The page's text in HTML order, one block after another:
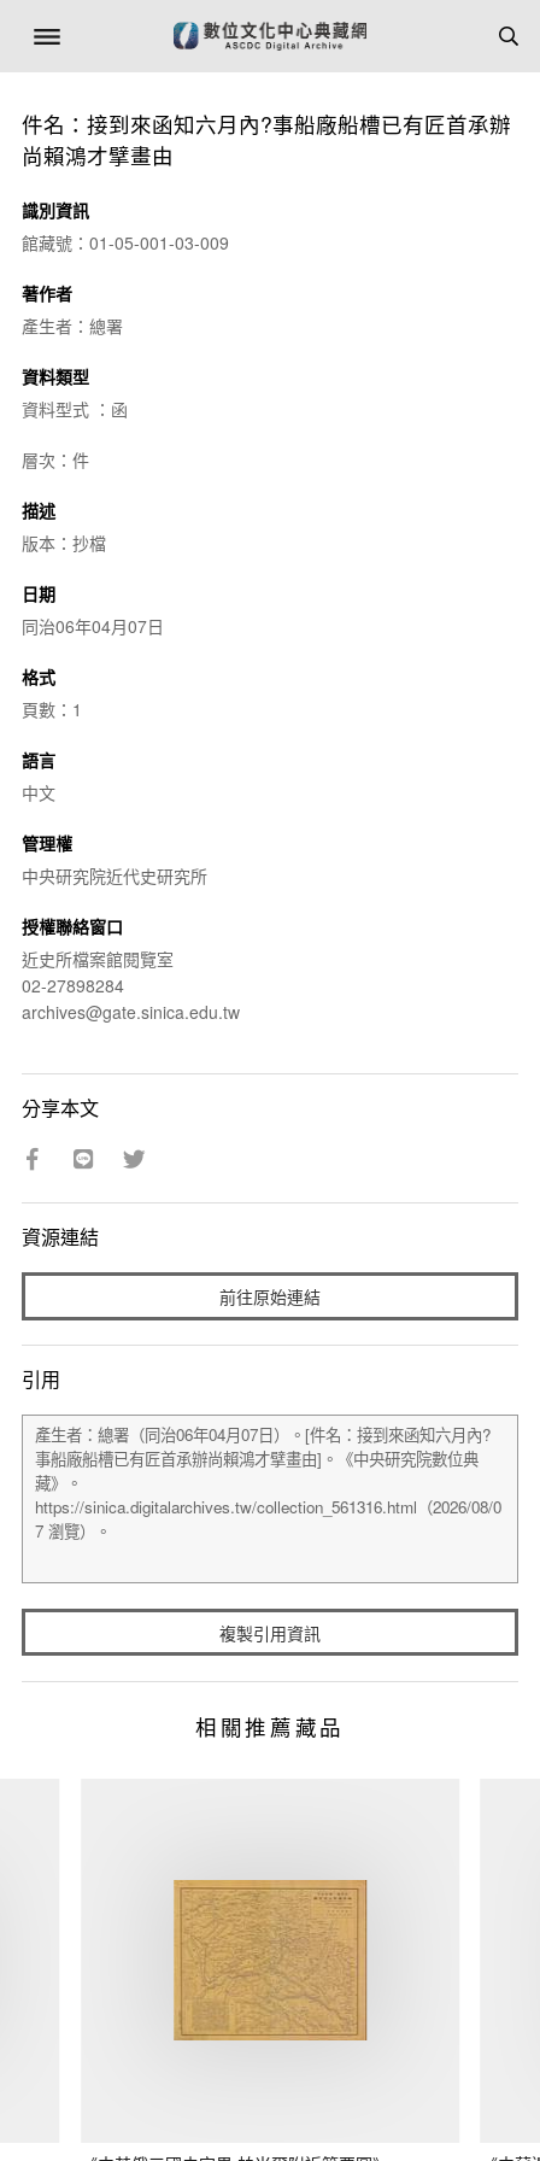
件名：接到來函知六月內?事船廠船槽已有匠首承辦
尚賴鴻才擘畫由
識別資訊
館藏號：01-05-001-03-009
著作者
產生者：總署
資料類型
資料型式 ：函
層次：件
描述
版本：抄檔
日期
同治06年04月07日
格式
頁數：1
語言
中文
管理權
中央研究院近代史研究所
授權聯絡窗口
近史所檔案館閱覽室
02-27898284
archives@gate.sinica.edu.tw
分享本文
資源連結
前往原始連結
引用
複製引用資訊
相關推薦藏品